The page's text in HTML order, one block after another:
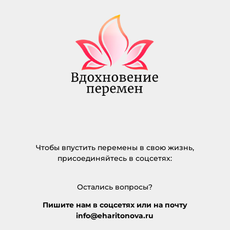
Чтобы впустить перемены в свою жизнь,
присоединяйтесь в соцсетях:
Остались вопросы?
Пишите нам в соцсетях или на почту
info@eharitonova.ru